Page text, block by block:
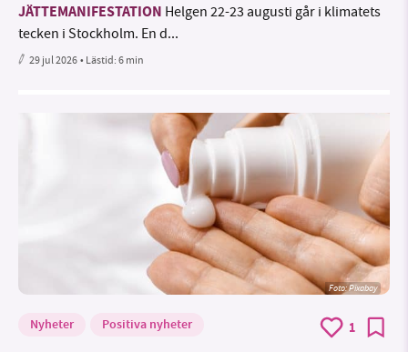
JÄTTEMANIFESTATION Helgen 22-23 augusti går i klimatets
tecken i Stockholm. En d...
29 jul 2026• Lästid:6 min
Foto:Pixabay
Nyheter Positiva nyheter 1